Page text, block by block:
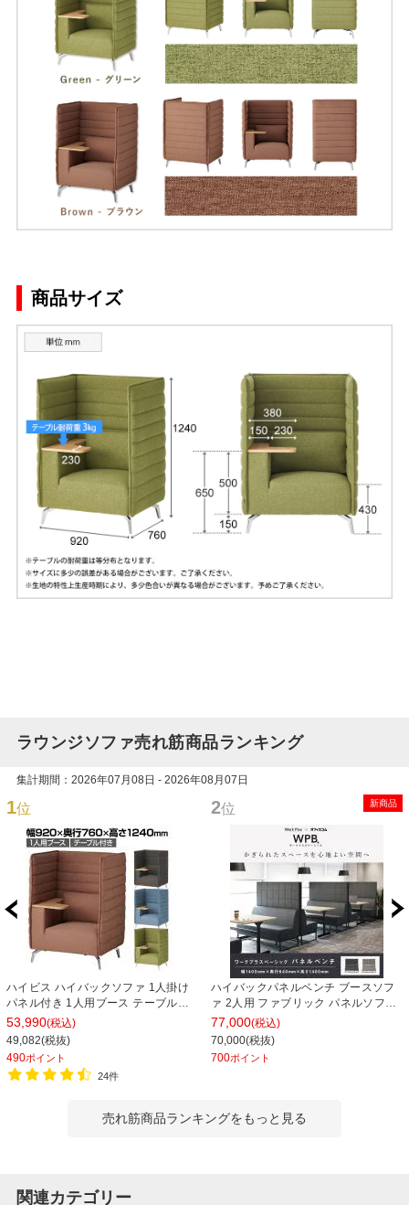
商品サイズ
ラウンジソファ売れ筋商品ランキング
集計期間：2026年07月08日 - 2026年08月07日
1位
ハイビス ハイバックソファ 1人掛け
パネル付き 1人用ブース テーブル付
き 幅920×奥行760×高さ1240mm (座
面高さ430mm)
53,990(税込)
49,082(税抜)
490ポイント
24件
2位 新商品
ハイバックパネルベンチ ブースソフ
ァ 2人用 ファブリック パネルソファ
幅1400×奥行640×高さ1400mm
Work Plus×オフィスコム
77,000(税込)
70,000(税抜)
700ポイント
売れ筋商品ランキングをもっと見る
関連カテゴリー